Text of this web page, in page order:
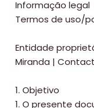
Informação legal
Termos de uso/
Entidade
Miranda |
1. Objetivo
1. O presente